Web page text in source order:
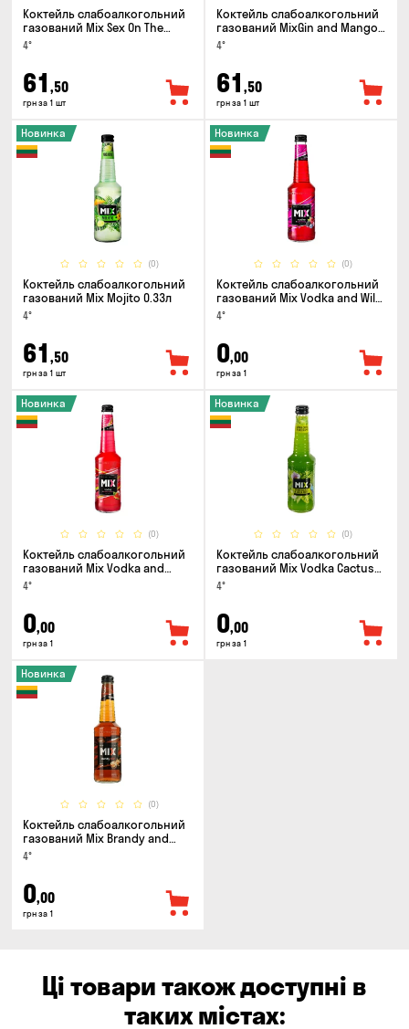
Коктейль слабоалкогольний
газований Mix Sex On The
Beach 0.33л
4°
61 ,50
грн за 1 шт
Коктейль слабоалкогольний
газований MixGin and Mango
0.33л
4°
61 ,50
грн за 1 шт
(0)
Новинка
Коктейль слабоалкогольний
газований Mix Mojito 0.33л
4°
61 ,50
грн за 1 шт
(0)
Новинка
Коктейль слабоалкогольний
газований Mix Vodka and Wild
Berry 0.33л
4°
0,00
грн за 1
(0)
Новинка
Коктейль слабоалкогольний
газований Mix Vodka and
Watermelon 0.33л
4°
0,00
грн за 1
(0)
Новинка
Коктейль слабоалкогольний
газований Mix Vodka Cactus
and Green Apple 0.33л
4°
0,00
грн за 1
(0)
Новинка
Коктейль слабоалкогольний
газований Mix Brandy and
Cola 0.33л
4°
0,00
грн за 1
Ці товари також доступні в
таких містах: